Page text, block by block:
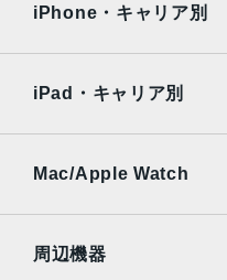
Surface
Xiaomi Tablet
Ymobile
UQmobile
iPhone・キャリア別
Ymobile
UQmobile
iPad・キャリア別
Mac/Apple Watch
周辺機器